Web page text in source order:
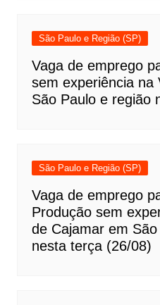
São Paulo e Região (SP)
Vaga de emprego
sem experiência na
São Paulo e região
São Paulo e Região (SP)
Vaga de emprego
Produção sem
de Cajamar em
nesta terça (26/08)